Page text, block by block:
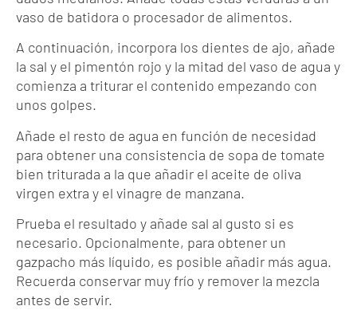
vaso de batidora o procesador de alimentos.
A continuación, incorpora los dientes de ajo, añade
la sal y el pimentón rojo y la mitad del vaso de agua y
comienza a triturar el contenido empezando con
unos golpes.
Añade el resto de agua en función de necesidad
para obtener una consistencia de sopa de tomate
bien triturada a la que añadir el aceite de oliva
virgen extra y el vinagre de manzana.
Prueba el resultado y añade sal al gusto si es
necesario. Opcionalmente, para obtener un
gazpacho más líquido, es posible añadir más agua.
Recuerda conservar muy frío y remover la mezcla
antes de servir.